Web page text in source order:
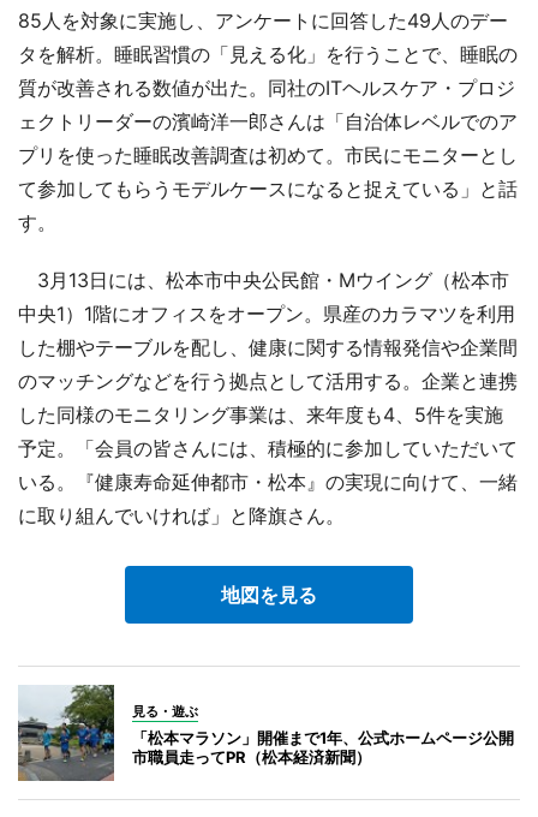
85人を対象に実施し、アンケートに回答した49人のデー
タを解析。睡眠習慣の「見える化」を行うことで、睡眠の
質が改善される数値が出た。同社のITヘルスケア・プロジ
ェクトリーダーの濱崎洋一郎さんは「自治体レベルでのア
プリを使った睡眠改善調査は初めて。市民にモニターとし
て参加してもらうモデルケースになると捉えている」と話
す。
3月13日には、松本市中央公民館・Mウイング（松本市
中央1）1階にオフィスをオープン。県産のカラマツを利用
した棚やテーブルを配し、健康に関する情報発信や企業間
のマッチングなどを行う拠点として活用する。企業と連携
した同様のモニタリング事業は、来年度も4、5件を実施
予定。「会員の皆さんには、積極的に参加していただいて
いる。『健康寿命延伸都市・松本』の実現に向けて、一緒
に取り組んでいければ」と降旗さん。
地図を見る
見る・遊ぶ
「松本マラソン」開催まで1年、公式ホームページ公開
市職員走ってPR（松本経済新聞）